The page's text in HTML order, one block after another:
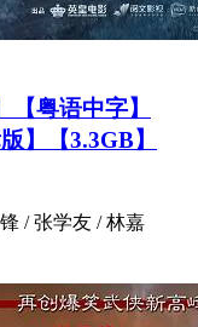
【粤语中字】
】【3.3GB】
/ 张学友 / 林嘉